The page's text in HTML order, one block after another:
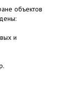
объектов
и